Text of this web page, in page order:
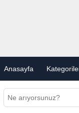
Anasayfa